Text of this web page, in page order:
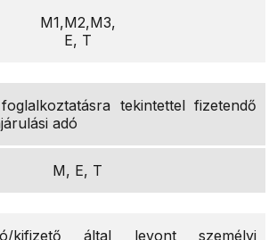
M1,M2,M3,
E, T
tekintettel fizetendő
adó
M, E, T
kifizető által levont személyi